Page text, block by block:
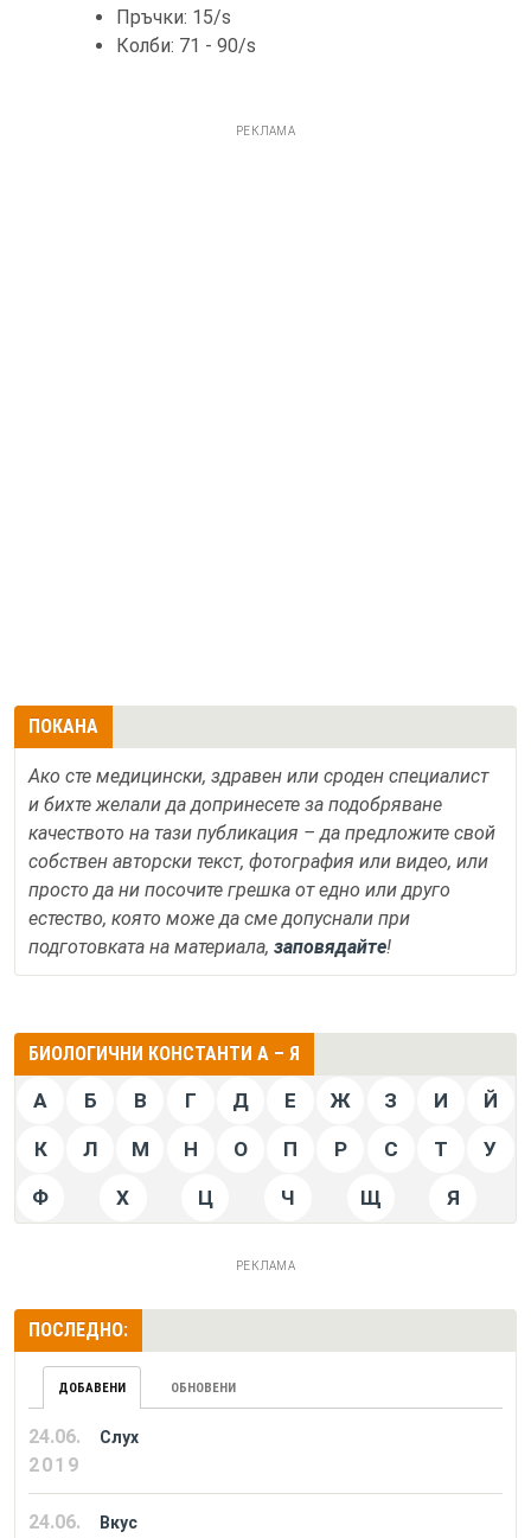
Пръчки: 15/s
Колби: 71 - 90/s
РЕКЛАМА
ПОКАНА
Ако сте медицински, здравен или сроден специалист
и бихте желали да допринесете за подобряване
качеството на тази публикация – да предложите свой
собствен авторски текст, фотография или видео, или
просто да ни посочите грешка от едно или друго
естество, която може да сме допуснали при
подготовката на материала, заповядайте!
БИОЛОГИЧНИ КОНСТАНТИ А – Я
А Б В Г Д Е Ж З И Й
К Л М Н О П Р С Т У
Ф Х Ц Ч Щ Я
РЕКЛАМА
ПОСЛЕДНО:
ДОБАВЕНИ ОБНОВЕНИ
24.06.
2019
Слух
24.06.
Вкус